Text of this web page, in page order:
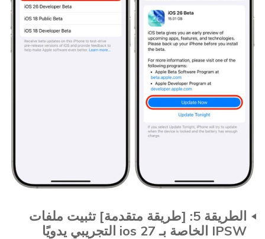
الطريقة 5: [طريقة متقدمة] تثبيت ملفات
IPSW الخاصة بـ ios 27 التجريبي يدويًا